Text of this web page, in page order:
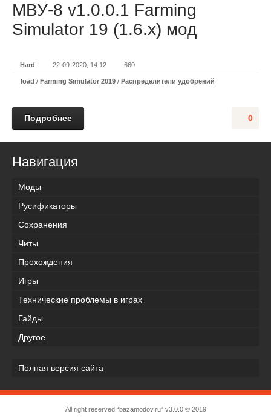
МВУ-8 v1.0.0.1 Farming
Simulator 19 (1.6.x) мод
Hard 22-09-2020, 14:12 660
load / Farming Simulator 2019 / Распределители удобрений
0
Подробнее
Навигация
Моды
Русификаторы
Сохранения
Читы
Прохождения
Игры
Технические проблемы в играх
Гайды
Другое
Полная версия сайта
All right reserved “bazamodov.ru” v3.0.0 © 2019